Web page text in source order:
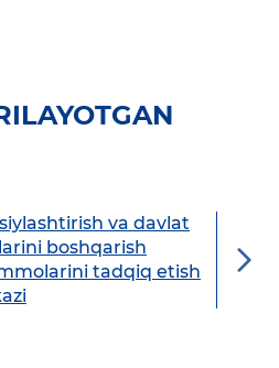
va davlat
boshqarish
tadqiq etish